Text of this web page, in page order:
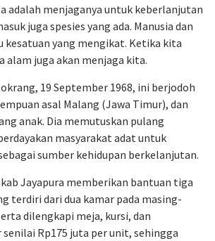
adalah menjaganya untuk keberlanjutan
juga spesies yang ada. Manusia dan
kesatuan yang mengikat. Ketika kita
alam juga akan menjaga kita.
19 September 1968, ini berjodoh
asal Malang (Jawa Timur), dan
anak. Dia memutuskan pulang
masyarakat adat untuk
sumber kehidupan berkelanjutan.
Jayapura memberikan bantuan tiga
terdiri dari dua kamar pada masing-
dilengkapi meja, kursi, dan
Rp175 juta per unit, sehingga